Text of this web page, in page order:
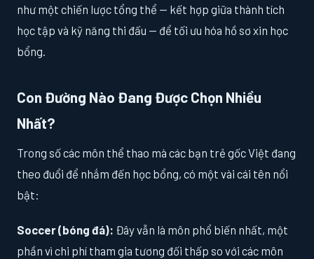
như một chiến lược tổng thể — kết hợp giữa thành tích
học tập và kỹ năng thi đấu — để tối ưu hóa hồ sơ xin học
bổng.
Con Đường Nào Đang Được Chọn Nhiều
Nhất?
Trong số các môn thể thao mà các bạn trẻ gốc Việt đang
theo đuổi để nhắm đến học bổng, có một vài cái tên nổi
bật:
Soccer (bóng đá): Đây vẫn là môn phổ biến nhất, một
phần vì chi phí tham gia tương đối thấp so với các môn